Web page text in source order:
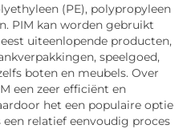
(PE), polypropyleen
PIM kan worden gebruikt
uiteenlopende producten,
speelgoed,
boten en meubels. Over
een zeer efficiënt en
het een populaire optie
relatief eenvoudig proces